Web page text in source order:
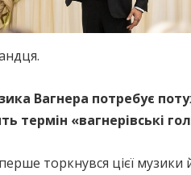
Вагнера потребує
термін «вагнерівські
торкнувся цієї музики